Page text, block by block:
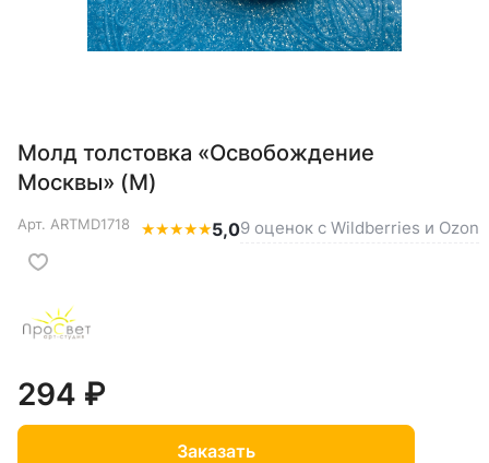
Молд толстовка «Освобождение
Москвы» (M)
Арт. ARTMD1718 ★★★★★5,09 оценок с Wildberries и Ozon
294 ₽
Заказать